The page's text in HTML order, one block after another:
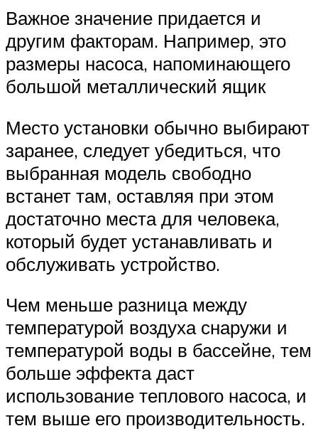
Важное значение придается и
другим факторам. Например, это
размеры насоса, напоминающего
большой металлический ящик
Место установки обычно выбирают
заранее, следует убедиться, что
выбранная модель свободно
встанет там, оставляя при этом
достаточно места для человека,
который будет устанавливать и
обслуживать устройство.
Чем меньше разница между
температурой воздуха снаружи и
температурой воды в бассейне, тем
больше эффекта даст
использование теплового насоса, и
тем выше его производительность.